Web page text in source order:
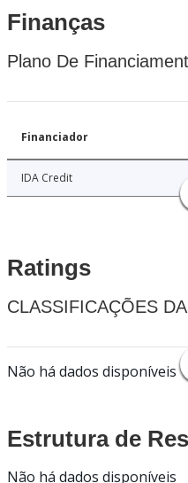
Finanças
Plano De
Financiador
IDA Credit
Ratings
CLASSIFICAÇÕES
Não há dados disponíveis
Estrutura de
Não há dados disponíveis